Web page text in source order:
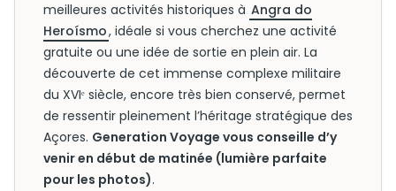
meilleures activités historiques à Angra do
Heroísmo, idéale si vous cherchez une activité
gratuite ou une idée de sortie en plein air. La
découverte de cet immense complexe militaire
du XVIᵉ siècle, encore très bien conservé, permet
de ressentir pleinement l’héritage stratégique des
Açores. Generation Voyage vous conseille d’y
venir en début de matinée (lumière parfaite
pour les photos).